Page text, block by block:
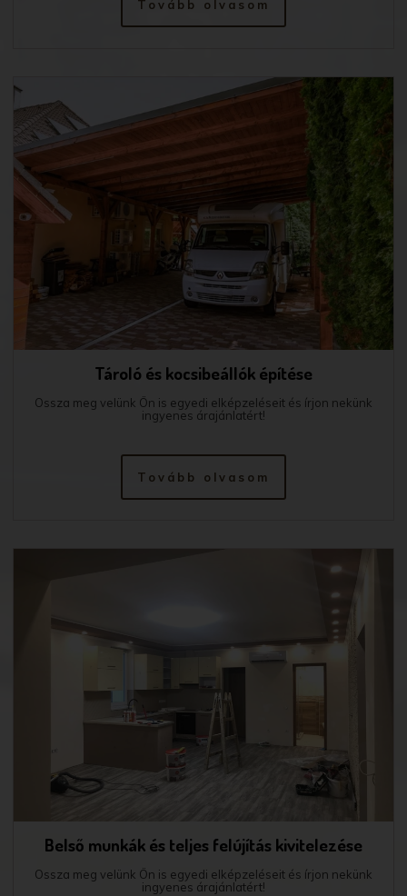
Tovább olvasom
Tároló és kocsibeállók építése
Ossza meg velünk Ön is egyedi elképzeléseit és írjon nekünk
ingyenes árajánlatért!
Tovább olvasom
Belső munkák és teljes felújítás kivitelezése
Ossza meg velünk Ön is egyedi elképzeléseit és írjon nekünk
ingyenes árajánlatért!